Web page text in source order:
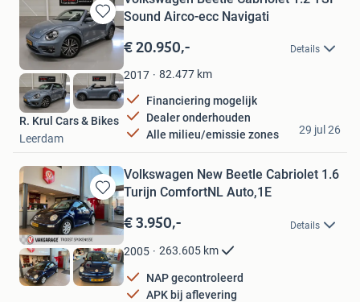
Bewaren
in
Mijn
Favorieten
Sound Airco-ecc Navigati
€ 20.950,- Details
2017 82.477 km
Financiering mogelijk
Dealer onderhouden
Alle milieu/emissie zones
R. Krul Cars & Bikes
Leerdam
29 jul 26
Bewaren
in
Mijn
Favorieten
Volkswagen New Beetle Cabriolet 1.6
Turijn ComfortNL Auto,1E
€ 3.950,- Details
2005 263.605 km
NAP gecontroleerd
APK bij aflevering